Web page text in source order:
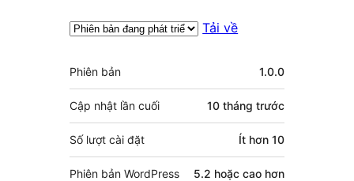
Tải về
Meta
Phiên bản 1.0.0
Cập nhật lần cuối 10 tháng trước
Số lượt cài đặt Ít hơn 10
Phiên bản WordPress 5.2 hoặc cao hơn